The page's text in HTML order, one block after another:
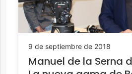
9 de septiembre de 2018
Manuel de la Serna